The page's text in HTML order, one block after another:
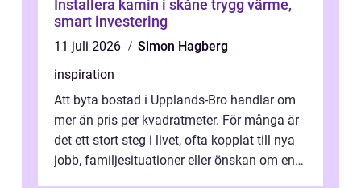
Installera kamin i skåne trygg värme,
smart investering
11 juli 2026
Simon Hagberg
inspiration
Att byta bostad i Upplands-Bro handlar om
mer än pris per kvadratmeter. För många är
det ett stort steg i livet, ofta kopplat till nya
jobb, familjesituationer eller önskan om en